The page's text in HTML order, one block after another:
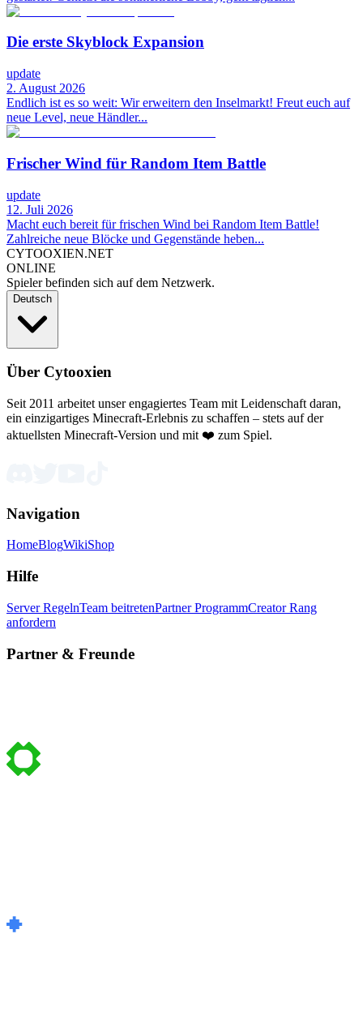
Die erste Skyblock Expansion
update
2. August 2026
Endlich ist es so weit: Wir erweitern den Inselmarkt! Freut euch auf
neue Level, neue Händler...
Frischer Wind für Random Item Battle
update
12. Juli 2026
Macht euch bereit für frischen Wind bei Random Item Battle!
Zahlreiche neue Blöcke und Gegenstände heben...
CYTOOXIEN.NET
ONLINE
Spieler befinden sich auf dem Netzwerk.
Deutsch
Über Cytooxien
Seit 2011 arbeitet unser engagiertes Team mit Leidenschaft daran,
ein einzigartiges Minecraft-Erlebnis zu schaffen – stets auf der
aktuellsten Minecraft-Version und mit ❤️ zum Spiel.
Navigation
HomeBlogWikiShop
Hilfe
Server RegelnTeam beitretenPartner ProgrammCreator Rang
anfordern
Partner & Freunde